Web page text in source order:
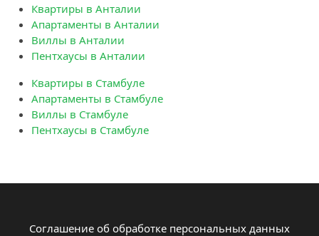
Квартиры в Анталии
Апартаменты в Анталии
Виллы в Анталии
Пентхаусы в Анталии
Квартиры в Стамбуле
Апартаменты в Стамбуле
Виллы в Стамбуле
Пентхаусы в Стамбуле
Соглашение об обработке персональных данных